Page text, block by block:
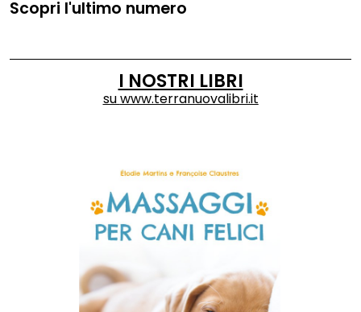
Scopri l'ultimo numero
I NOSTRI LIBRI
suwww.terranuovalibri.it